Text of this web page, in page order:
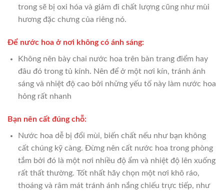
trong sẽ bị oxi hóa và giảm đi chất lượng cũng như mùi
hương đặc chưng của riêng nó.
Để nước hoa ở nơi không có ánh sáng:
Không nên bày chai nước hoa trên bàn trang điểm hay
đâu đó trong tủ kính. Nên để ở một nơi kín, tránh ánh
sáng và nhiệt độ cao bởi những yếu tố này làm nước hoa
hỏng rất nhanh
Bạn nên cất đúng chỗ:
Nước hoa dễ bị đổi mùi, biến chất nếu như bạn không
cất chúng kỹ càng. Đừng nên cất nước hoa trong phòng
tắm bởi đó là một nơi nhiều độ ẩm và nhiệt độ lên xuống
rất thất thường. Tốt nhất hãy chọn một nơi khô ráo,
thoáng và râm mát tránh ánh nắng chiếu trực tiếp, như